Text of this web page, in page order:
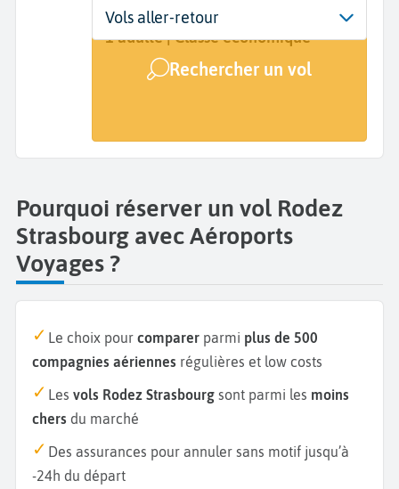
Départ
Rodez (RDZ)
Dates
Dates de votre voyage
Voyageurs | Classe
1 adulte | Classe économique
Rechercher un vol
Vols aller-retour
Pourquoi réserver un vol Rodez
Strasbourg avec Aéroports
Voyages ?
Le choix pour comparer parmi plus de 500
compagnies aériennes régulières et low costs
Les vols Rodez Strasbourg sont parmi les moins
chers du marché
Des assurances pour annuler sans motif jusqu’à
-24h du départ